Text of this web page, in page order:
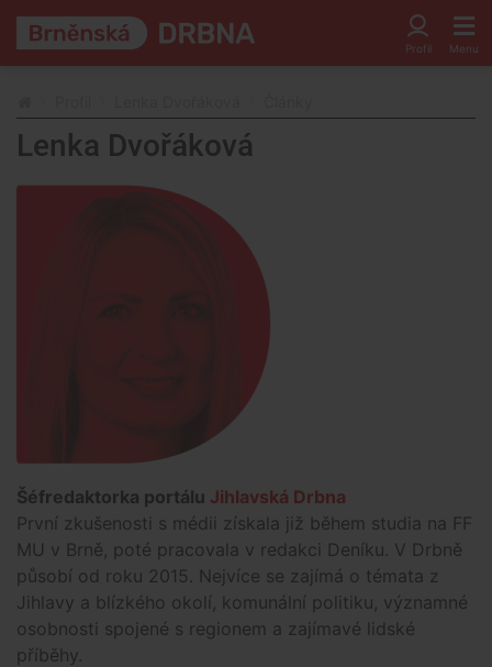
Lenka Dvořáková
Šéfredaktorka portálu Jihlavská Drbna
První zkušenosti s médii získala již během studia na FF
MU v Brně, poté pracovala v redakci Deníku. V Drbně
působí od roku 2015. Nejvíce se zajímá o témata z
Jihlavy a blízkého okolí, komunální politiku, významné
osobnosti spojené s regionem a zajímavé lidské
příběhy.